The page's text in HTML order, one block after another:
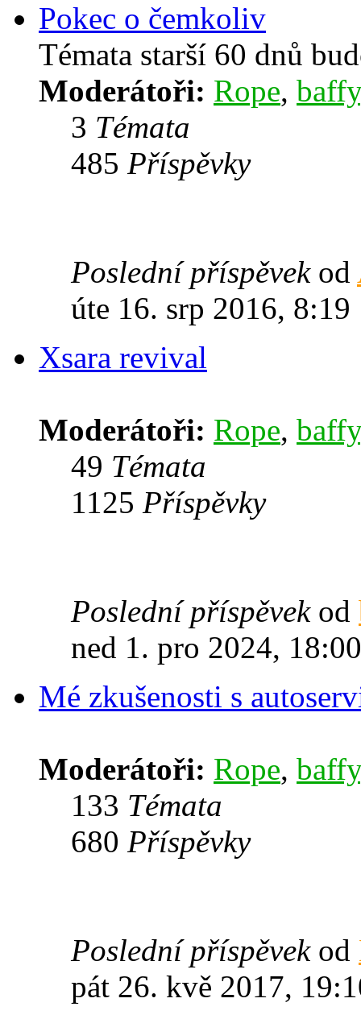
Pokec o čemkoliv
Témata starší 60 dnů
Moderátoři: Rope, baffy
3 Témata
485 Příspěvky
Poslední příspěvekod
úte 16. srp 2016, 8:19
Xsara revival
Moderátoři: Rope, baffy
49 Témata
1125 Příspěvky
Poslední příspěvekod
ned 1. pro 2024, 18:00
Mé zkušenosti s
Moderátoři: Rope, baffy
133 Témata
680 Příspěvky
Poslední příspěvekod
pát 26. kvě 2017,